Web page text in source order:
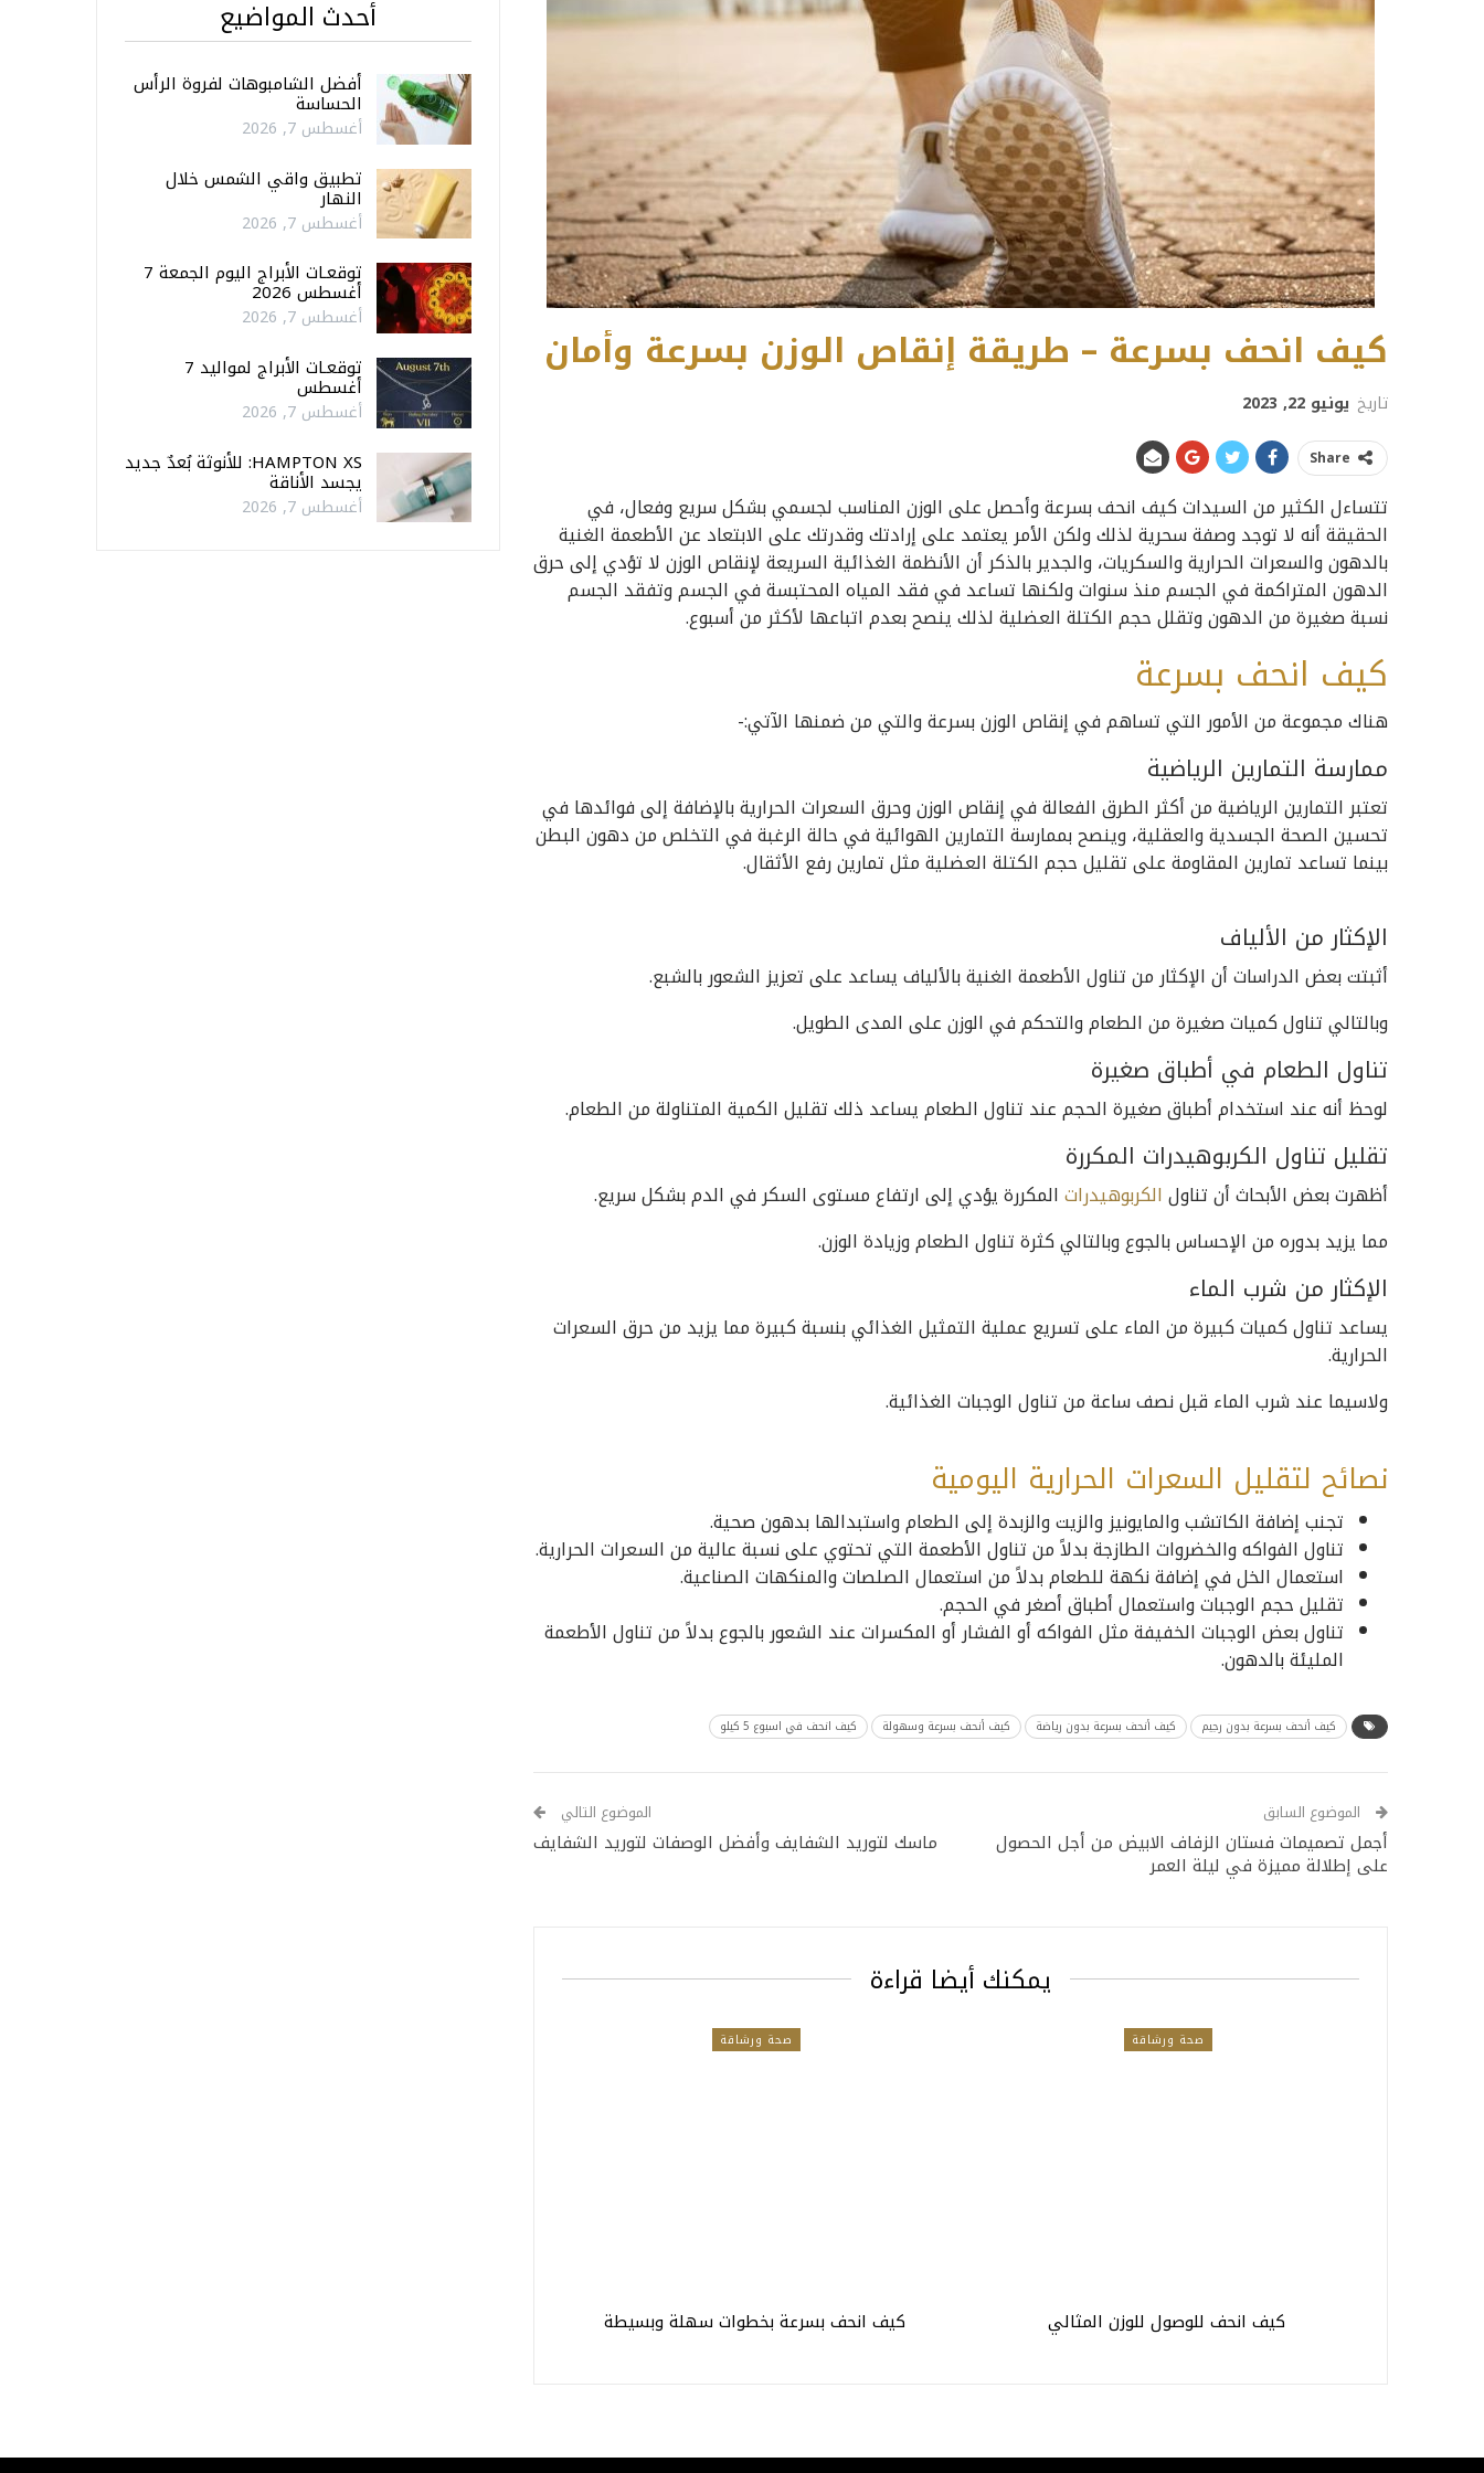
كيف انحف بسرعة – طريقة إنقاص الوزن بسرعة وأمان
تاريخ يونيو 22, 2023
Share
تتساءل الكثير من السيدات كيف انحف بسرعة وأحصل على الوزن المناسب لجسمي بشكل سريع وفعال، في
الحقيقة أنه لا توجد وصفة سحرية لذلك ولكن الأمر يعتمد على إرادتك وقدرتك على الابتعاد عن الأطعمة الغنية
بالدهون والسعرات الحرارية والسكريات، والجدير بالذكر أن الأنظمة الغذائية السريعة لإنقاص الوزن لا تؤدي إلى حرق
الدهون المتراكمة في الجسم منذ سنوات ولكنها تساعد في فقد المياه المحتبسة في الجسم وتفقد الجسم
نسبة صغيرة من الدهون وتقلل حجم الكتلة العضلية لذلك ينصح بعدم اتباعها لأكثر من أسبوع.
كيف انحف بسرعة
هناك مجموعة من الأمور التي تساهم في إنقاص الوزن بسرعة والتي من ضمنها الآتي:-
ممارسة التمارين الرياضية
تعتبر التمارين الرياضية من أكثر الطرق الفعالة في إنقاص الوزن وحرق السعرات الحرارية بالإضافة إلى فوائدها في
تحسين الصحة الجسدية والعقلية، وينصح بممارسة التمارين الهوائية في حالة الرغبة في التخلص من دهون البطن
بينما تساعد تمارين المقاومة على تقليل حجم الكتلة العضلية مثل تمارين رفع الأثقال.
الإكثار من الألياف
أثبتت بعض الدراسات أن الإكثار من تناول الأطعمة الغنية بالألياف يساعد على تعزيز الشعور بالشبع.
وبالتالي تناول كميات صغيرة من الطعام والتحكم في الوزن على المدى الطويل.
تناول الطعام في أطباق صغيرة
لوحظ أنه عند استخدام أطباق صغيرة الحجم عند تناول الطعام يساعد ذلك تقليل الكمية المتناولة من الطعام.
تقليل تناول الكربوهيدرات المكررة
أظهرت بعض الأبحاث أن تناول الكربوهيدراتالمكررة يؤدي إلى ارتفاع مستوى السكر في الدم بشكل سريع.
مما يزيد بدوره من الإحساس بالجوع وبالتالي كثرة تناول الطعام وزيادة الوزن.
الإكثار من شرب الماء
يساعد تناول كميات كبيرة من الماء على تسريع عملية التمثيل الغذائي بنسبة كبيرة مما يزيد من حرق السعرات
الحرارية.
ولاسيما عند شرب الماء قبل نصف ساعة من تناول الوجبات الغذائية.
نصائح لتقليل السعرات الحرارية اليومية
تجنب إضافة الكاتشب والمايونيز والزيت والزبدة إلى الطعام واستبدالها بدهون صحية.
تناول الفواكه والخضروات الطازجة بدلاً من تناول الأطعمة التي تحتوي على نسبة عالية من السعرات الحرارية.
استعمال الخل في إضافة نكهة للطعام بدلاً من استعمال الصلصات والمنكهات الصناعية.
تقليل حجم الوجبات واستعمال أطباق أصغر في الحجم.
تناول بعض الوجبات الخفيفة مثل الفواكه أو الفشار أو المكسرات عند الشعور بالجوع بدلاً من تناول الأطعمة
المليئة بالدهون.
كيف أنحف بسرعة بدون رجيم كيف أنحف بسرعة بدون رياضة كيف أنحف بسرعة وسهولة كيف انحف في اسبوع 5 كيلو
الموضوع السابق
أجمل تصميمات فستان الزفاف الابيض من أجل الحصول
على إطلالة مميزة في ليلة العمر
الموضوع التالي
ماسك لتوريد الشفايف وأفضل الوصفات لتوريد الشفايف
يمكنك أيضا قراءة
صحة ورشاقة
كيف انحف للوصول للوزن المثالي
صحة ورشاقة
كيف انحف بسرعة بخطوات سهلة وبسيطة
أحدث المواضيع
أفضل الشامبوهات لفروة الرأس
الحساسة
أغسطس 7, 2026
تطبيق واقي الشمس خلال
النهار
أغسطس 7, 2026
توقعـات الأبراج اليوم الجمعة 7
أغسطس 2026
أغسطس 7, 2026
توقعـات الأبراج لمواليد 7
أغسطس
أغسطس 7, 2026
HAMPTON XS: للأنوثة بُعدٌ جديد
يجسد الأناقة
أغسطس 7, 2026